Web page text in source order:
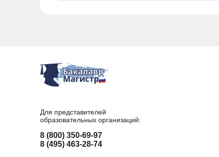
Для представителей
образовательных организаций:
8 (800) 350-69-97
8 (495) 463-28-74